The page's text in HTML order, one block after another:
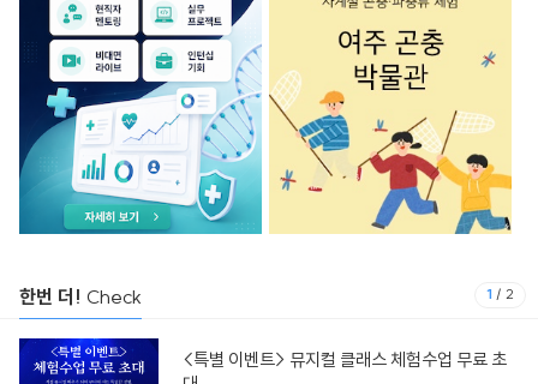
한번 더! Check
<특별 이벤트> 뮤지컬 클래스 체험수업 무료 초
1 / 2